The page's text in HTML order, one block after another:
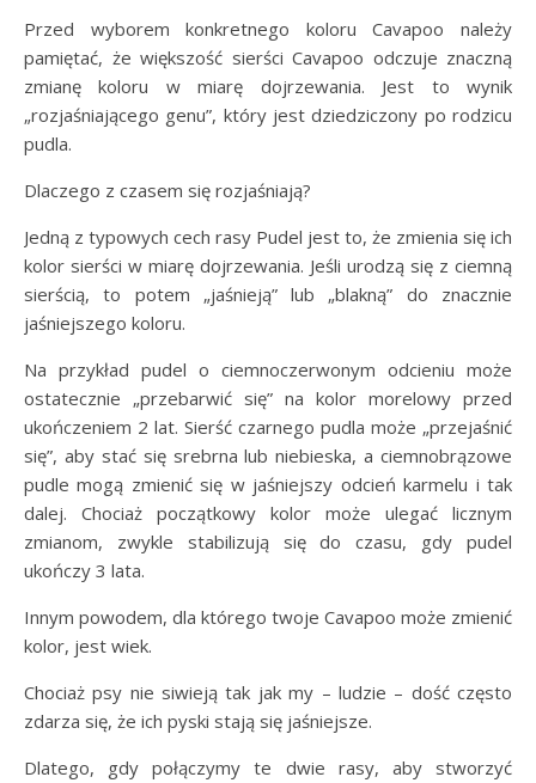
Przed wyborem konkretnego koloru Cavapoo należy
pamiętać, że większość sierści Cavapoo odczuje znaczną
zmianę koloru w miarę dojrzewania. Jest to wynik
„rozjaśniającego genu”, który jest dziedziczony po rodzicu
pudla.
Dlaczego z czasem się rozjaśniają?
Jedną z typowych cech rasy Pudel jest to, że zmienia się ich
kolor sierści w miarę dojrzewania. Jeśli urodzą się z ciemną
sierścią, to potem „jaśnieją” lub „blakną” do znacznie
jaśniejszego koloru.
Na przykład pudel o ciemnoczerwonym odcieniu może
ostatecznie „przebarwić się” na kolor morelowy przed
ukończeniem 2 lat. Sierść czarnego pudla może „przejaśnić
się”, aby stać się srebrna lub niebieska, a ciemnobrązowe
pudle mogą zmienić się w jaśniejszy odcień karmelu i tak
dalej. Chociaż początkowy kolor może ulegać licznym
zmianom, zwykle stabilizują się do czasu, gdy pudel
ukończy 3 lata.
Innym powodem, dla którego twoje Cavapoo może zmienić
kolor, jest wiek.
Chociaż psy nie siwieją tak jak my – ludzie – dość często
zdarza się, że ich pyski stają się jaśniejsze.
Dlatego, gdy połączymy te dwie rasy, aby stworzyć